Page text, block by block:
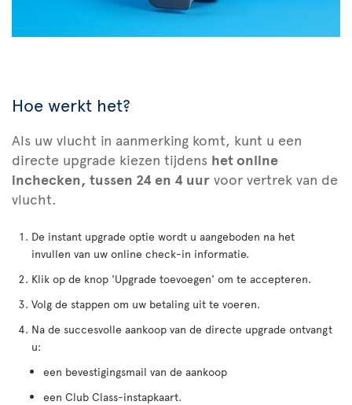
Hoe werkt het?
Als uw vlucht in aanmerking komt, kunt u een
directe upgrade kiezen tijdens het online
inchecken, tussen 24 en 4 uur voor vertrek van de
vlucht.
De instant upgrade optie wordt u aangeboden na het
invullen van uw online check-in informatie.
Klik op de knop 'Upgrade toevoegen' om te accepteren.
Volg de stappen om uw betaling uit te voeren.
Na de succesvolle aankoop van de directe upgrade ontvangt
u:
een bevestigingsmail van de aankoop
een Club Class-instapkaart.